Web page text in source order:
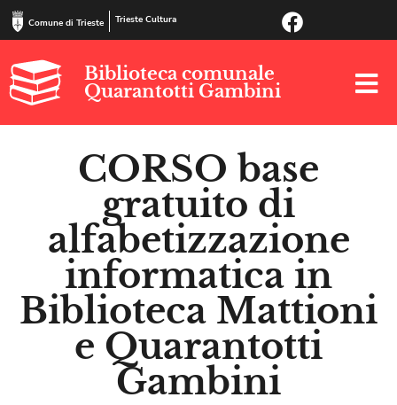
Comune di Trieste Trieste Cultura
Biblioteca comunale
Quarantotti Gambini
CORSO base
gratuito di
alfabetizzazione
informatica in
Biblioteca Mattioni
e Quarantotti
Gambini